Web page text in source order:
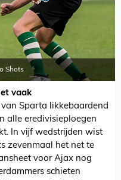
Shots
vaak
Sparta likkebaardend
alle eredivisieploegen
In vijf wedstrijden wist
zevenmaal het net te
voor Ajax nog
schieten